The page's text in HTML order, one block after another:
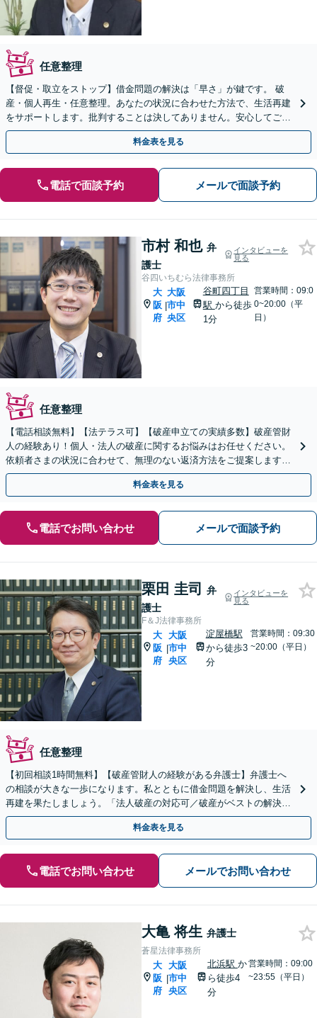
任意整理
【督促・取立をストップ】借金問題の解決は「早さ」が鍵です。 破
産・個人再生・任意整理。あなたの状況に合わせた方法で、生活再建
をサポートします。批判することは決してありません。安心してご相
談ください。
料金表を見る
電話で面談予約 メールで面談予約
市村 和也 弁
護士
インタビューを
見る
谷四いちむら法律事務所
大
阪
府
|
大阪
市中
央区
谷町四丁目
駅 から徒歩
1分
営業時間：09:0
0~20:00（平
日）
任意整理
【電話相談無料】【法テラス可】【破産申立ての実績多数】破産管財
人の経験あり！個人・法人の破産に関するお悩みはお任せください。
依頼者さまの状況に合わせて、無理のない返済方法をご提案します
【夜間・休日の相談可能】【谷町四丁目駅10秒】
料金表を見る
電話でお問い合わせ メールで面談予約
栗田 圭司
弁
護士
インタビューを
見る
F＆J法律事務所
大
阪
府
|
大阪
市中
央区
淀屋橋駅
から徒歩3
分
営業時間：09:30
~20:00（平日）
任意整理
【初回相談1時間無料】【破産管財人の経験がある弁護士】弁護士へ
の相談が大きな一歩になります。私とともに借金問題を解決し、生活
再建を果たしましょう。「法人破産の対応可／破産がベストの解決策
か悩んでいる方もご相談ください」【休日・夜間相談可】
料金表を見る
電話でお問い合わせ メールでお問い合わせ
大亀 将生 弁護士
蒼星法律事務所
大
阪
府
|
大阪
市中
央区
北浜駅 か
ら徒歩4
分
営業時間：09:00
~23:55（平日）